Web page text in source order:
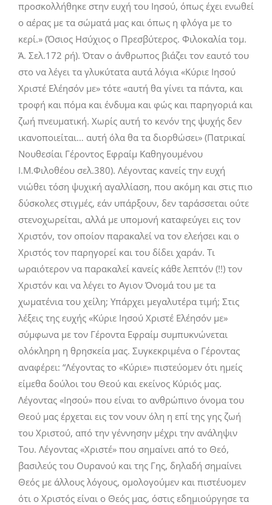
προσκολλήθηκε στην ευχή του Ιησού, όπως έχει ενωθεί
ο αέρας με τα σώματά μας και όπως η φλόγα με το
κερί.» (Όσιος Ησύχιος ο Πρεσβύτερος. Φιλοκαλία τομ.
Ά. Σελ.172 ρή). Όταν ο άνθρωπος βιάζει τον εαυτό του
στο να λέγει τα γλυκύτατα αυτά λόγια «Κύριε Ιησού
Χριστέ Ελέησόν με» τότε «αυτή θα γίνει τα πάντα, και
τροφή και πόμα και ένδυμα και φώς και παρηγοριά και
ζωή πνευματική. Χωρίς αυτή το κενόν της ψυχής δεν
ικανοποιείται… αυτή όλα θα τα διορθώσει» (Πατρικαί
Νουθεσίαι Γέροντος Εφραίμ Καθηγουμένου
Ι.Μ.Φιλοθέου σελ.380). Λέγοντας κανείς την ευχή
νιώθει τόση ψυχική αγαλλίαση, που ακόμη και στις πιο
δύσκολες στιγμές, εάν υπάρξουν, δεν ταράσσεται ούτε
στενοχωρείται, αλλά με υπομονή καταφεύγει εις τον
Χριστόν, τον οποίον παρακαλεί να τον ελεήσει και ο
Χριστός τον παρηγορεί και του δίδει χαράν. Τι
ωραιότερον να παρακαλεί κανείς κάθε λεπτόν (!!) τον
Χριστόν και να λέγει το Αγιον Όνομά του με τα
χωματένια του χείλη; Υπάρχει μεγαλυτέρα τιμή; Στις
λέξεις της ευχής «Κύριε Ιησού Χριστέ Ελέησόν με»
σύμφωνα με τον Γέροντα Εφραίμ συμπυκνώνεται
ολόκληρη η θρησκεία μας. Συγκεκριμένα ο Γέροντας
αναφέρει: “Λέγοντας το «Κύριε» πιστεύομεν ότι ημείς
είμεθα δούλοι του Θεού και εκείνος Κύριός μας.
Λέγοντας «Ιησού» που είναι το ανθρώπινο όνομα του
Θεού μας έρχεται εις τον νουν όλη η επί της γης ζωή
του Χριστού, από την γέννησην μέχρι την ανάληψιν
Του. Λέγοντας «Χριστέ» που σημαίνει από το Θεό,
βασιλεύς του Ουρανού και της Γης, δηλαδή σημαίνει
Θεός με άλλους λόγους, ομολογούμεν και πιστέυομεν
ότι ο Χριστός είναι ο Θεός μας, όστις εδημιούργησε τα